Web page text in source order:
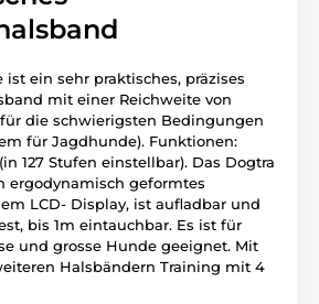
ist ein sehr praktisches, präzises
mit einer Reichweite von
die schwierigsten Bedingungen
für Jagdhunde). Funktionen:
127 Stufen einstellbar). Das Dogtra
ergodynamisch geformtes
LCD- Display, ist aufladbar und
bis 1m eintauchbar. Es ist für
und grosse Hunde geeignet. Mit
Halsbändern Training mit 4